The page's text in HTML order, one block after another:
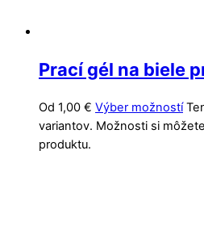
Prací gél na biele
Od 1,00 € Výber možností
variantov. Možnosti si
produktu.